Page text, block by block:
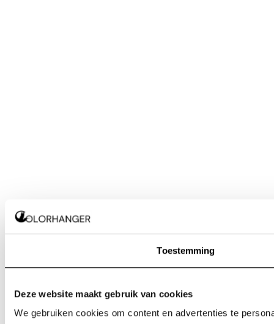
Toestemming
Deze website maakt gebruik van cookies
We gebruiken cookies om content en advertenties te